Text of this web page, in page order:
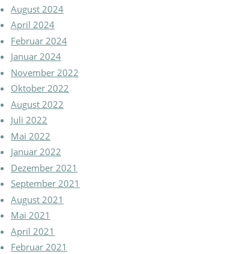
August 2024
April 2024
Februar 2024
Januar 2024
November 2022
Oktober 2022
August 2022
Juli 2022
Mai 2022
Januar 2022
Dezember 2021
September 2021
August 2021
Mai 2021
April 2021
Februar 2021